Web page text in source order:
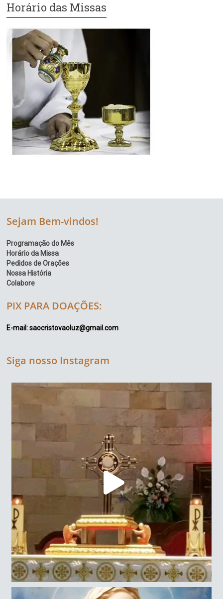
Retiro
Horário das Missas
Sejam Bem-vindos!
Programação do Mês
Horário da Missa
Pedidos de Orações
Nossa História
Colabore
PIX PARA DOAÇÕES:
E-mail: saocristovaoluz@gmail.com
Siga nosso Instagram